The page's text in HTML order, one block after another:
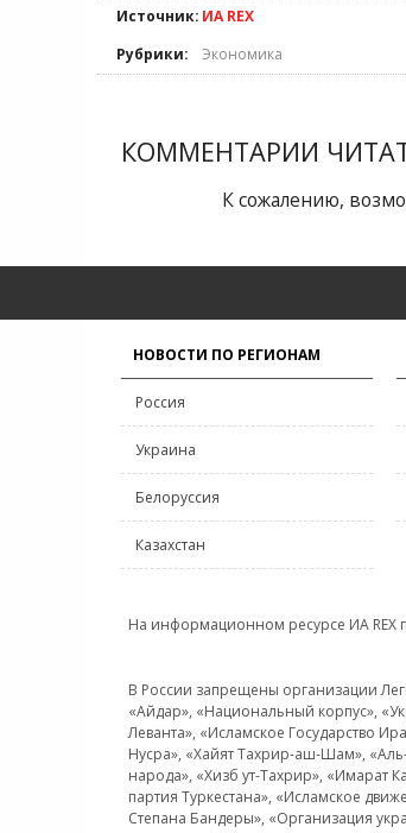
Источник: ИА REX
Рубрики:
Экономика
КОММЕНТАРИИ
К сожалению,
НОВОСТИ ПО РЕГИОНАМ
Россия
Украина
Белоруссия
Казахстан
На информационном ресурсе ИА REX
В России запрещены организации
«Айдар», «Национальный корпус»,
Леванта», «Исламское Государство
Нусра», «Хайят Тахрир-аш-Шам»,
народа», «Хизб ут-Тахрир», «Имарат
партия Туркестана», «Исламское
Степана Бандеры», «Организация